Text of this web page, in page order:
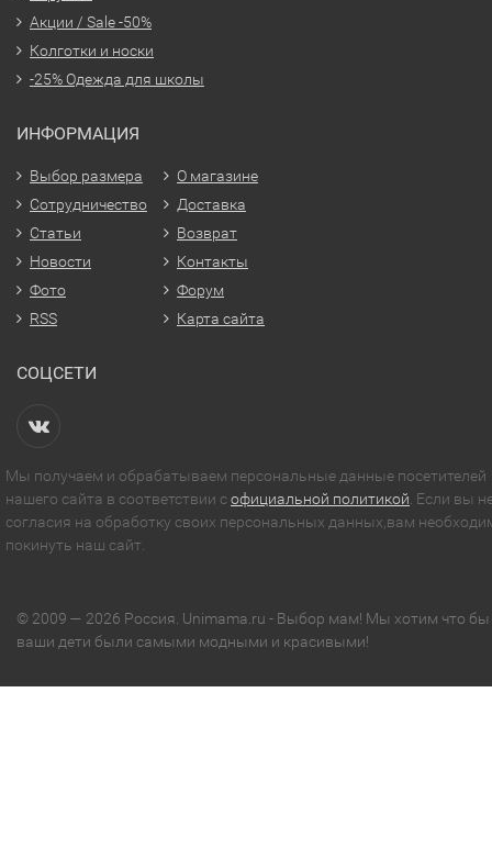
Акции / Sale -50%
Колготки и носки
-25% Одежда для школы
ИНФОРМАЦИЯ
Выбор размера
Сотрудничество
Статьи
Новости
Фото
RSS
О магазине
Доставка
Возврат
Контакты
Форум
Карта сайта
СОЦСЕТИ
Мы получаем и обрабатываем персональные данные посетителей
нашего сайта в соответствии софициальной политикой . Если вы
согласия на обработку своих персональных данных,вам
покинуть наш сайт.
© 2009 — 2026 Россия. Unimama.ru - Выбор мам! Мы хотим что бы
ваши дети были самыми модными и красивыми!